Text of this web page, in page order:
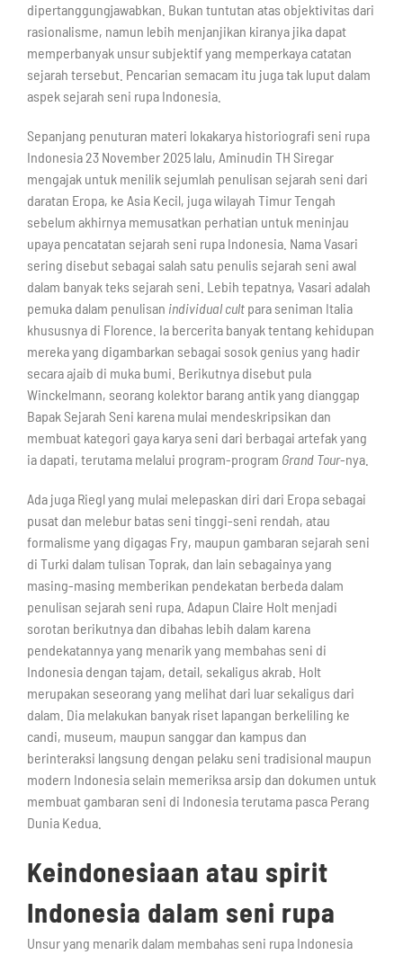
dipertanggungjawabkan. Bukan tuntutan atas objektivitas dari
rasionalisme, namun lebih menjanjikan kiranya jika dapat
memperbanyak unsur subjektif yang memperkaya catatan
sejarah tersebut. Pencarian semacam itu juga tak luput dalam
aspek sejarah seni rupa Indonesia.
Sepanjang penuturan materi lokakarya historiografi seni rupa
Indonesia 23 November 2025 lalu, Aminudin TH Siregar
mengajak untuk menilik sejumlah penulisan sejarah seni dari
daratan Eropa, ke Asia Kecil, juga wilayah Timur Tengah
sebelum akhirnya memusatkan perhatian untuk meninjau
upaya pencatatan sejarah seni rupa Indonesia. Nama Vasari
sering disebut sebagai salah satu penulis sejarah seni awal
dalam banyak teks sejarah seni. Lebih tepatnya, Vasari adalah
pemuka dalam penulisan individual cultpara seniman Italia
khususnya di Florence. Ia bercerita banyak tentang kehidupan
mereka yang digambarkan sebagai sosok genius yang hadir
secara ajaib di muka bumi. Berikutnya disebut pula
Winckelmann, seorang kolektor barang antik yang dianggap
Bapak Sejarah Seni karena mulai mendeskripsikan dan
membuat kategori gaya karya seni dari berbagai artefak yang
ia dapati, terutama melalui program-program Grand Tour-nya.
Ada juga Riegl yang mulai melepaskan diri dari Eropa sebagai
pusat dan melebur batas seni tinggi-seni rendah, atau
formalisme yang digagas Fry, maupun gambaran sejarah seni
di Turki dalam tulisan Toprak, dan lain sebagainya yang
masing-masing memberikan pendekatan berbeda dalam
penulisan sejarah seni rupa. Adapun Claire Holt menjadi
sorotan berikutnya dan dibahas lebih dalam karena
pendekatannya yang menarik yang membahas seni di
Indonesia dengan tajam, detail, sekaligus akrab. Holt
merupakan seseorang yang melihat dari luar sekaligus dari
dalam. Dia melakukan banyak riset lapangan berkeliling ke
candi, museum, maupun sanggar dan kampus dan
berinteraksi langsung dengan pelaku seni tradisional maupun
modern Indonesia selain memeriksa arsip dan dokumen untuk
membuat gambaran seni di Indonesia terutama pasca Perang
Dunia Kedua.
Keindonesiaan atau spirit
Indonesia dalam seni rupa
Unsur yang menarik dalam membahas seni rupa Indonesia